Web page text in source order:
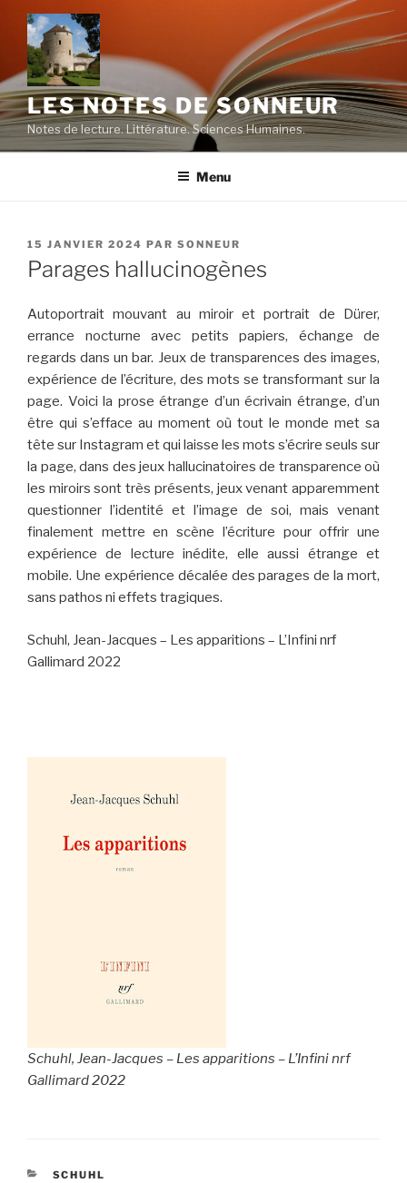
contenu
principal
LES NOTES DE SONNEUR
Notes de lecture. Littérature. Sciences Humaines.
Menu
PUBLIÉ
LE
15 JANVIER 2024 PAR SONNEUR
Parages hallucinogènes
Autoportrait mouvant au miroir et portrait de Dürer,
errance nocturne avec petits papiers, échange de
regards dans un bar. Jeux de transparences des images,
expérience de l’écriture, des mots se transformant sur la
page. Voici la prose étrange d’un écrivain étrange, d’un
être qui s’efface au moment où tout le monde met sa
tête sur Instagram et qui laisse les mots s’écrire seuls sur
la page, dans des jeux hallucinatoires de transparence où
les miroirs sont très présents, jeux venant apparemment
questionner l’identité et l’image de soi, mais venant
finalement mettre en scène l’écriture pour offrir une
expérience de lecture inédite, elle aussi étrange et
mobile. Une expérience décalée des parages de la mort,
sans pathos ni effets tragiques.
Schuhl, Jean-Jacques – Les apparitions – L’Infini nrf
Gallimard 2022
Schuhl, Jean-Jacques – Les apparitions – L’Infini nrf
Gallimard 2022
CATÉGORIES
SCHUHL